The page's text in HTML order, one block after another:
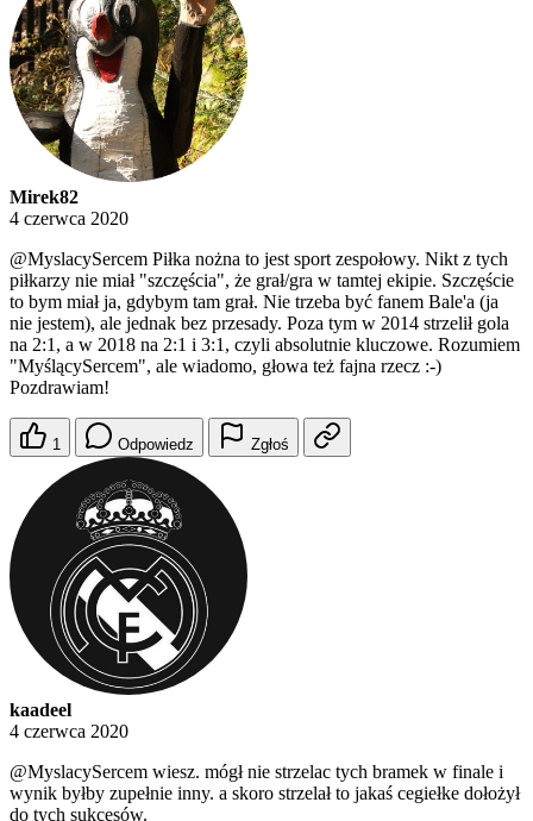
Mirek82
4 czerwca 2020
@MyslacySercem Piłka nożna to jest sport zespołowy. Nikt z tych
piłkarzy nie miał "szczęścia", że grał/gra w tamtej ekipie. Szczęście
to bym miał ja, gdybym tam grał. Nie trzeba być fanem Bale'a (ja
nie jestem), ale jednak bez przesady. Poza tym w 2014 strzelił gola
na 2:1, a w 2018 na 2:1 i 3:1, czyli absolutnie kluczowe. Rozumiem
"MyślącySercem", ale wiadomo, głowa też fajna rzecz :-)
Pozdrawiam!
1 Odpowiedz Zgłoś
kaadeel
4 czerwca 2020
@MyslacySercem wiesz. mógł nie strzelac tych bramek w finale i
wynik byłby zupełnie inny. a skoro strzelał to jakaś cegiełke dołożył
do tych sukcesów.